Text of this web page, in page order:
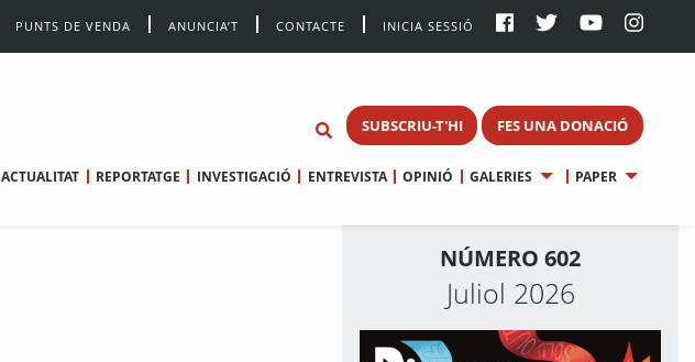
PUNTS DE VENDA ANUNCIA’T CONTACTE INICIA SESSIÓ
SUBSCRIU-T'HI FES UNA DONACIÓ
ACTUALITAT REPORTATGE INVESTIGACIÓ ENTREVISTA OPINIÓ GALERIES PAPER
NÚMERO 602
Juliol 2026